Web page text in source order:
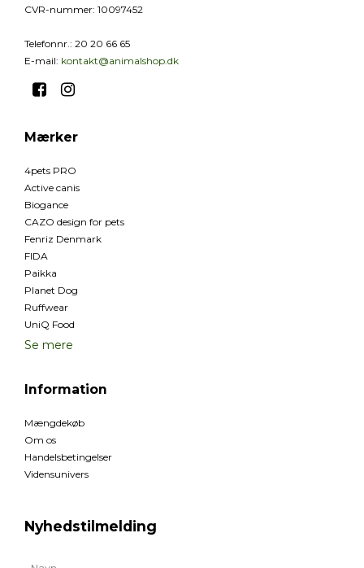
CVR-nummer: 10097452
Telefonnr.: 20 20 66 65
E-mail: kontakt@animalshop.dk
Mærker
4pets PRO
Active canis
Biogance
CAZO design for pets
Fenriz Denmark
FIDA
Paikka
Planet Dog
Ruffwear
UniQ Food
Se mere
Information
Mængdekøb
Om os
Handelsbetingelser
Vidensunivers
Nyhedstilmelding